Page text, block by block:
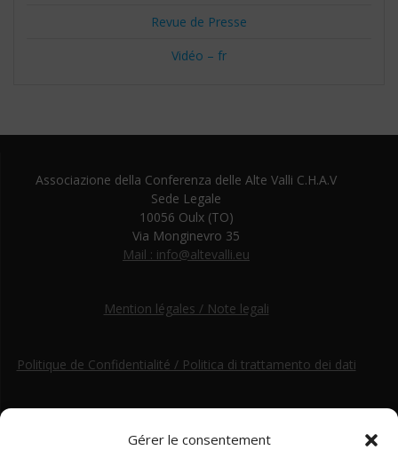
Gérer le consentement
Revue de Presse
Vidéo – fr
Associazione della Conferenza delle Alte Valli C.H.A.V
Sede Legale
10056 Oulx (TO)
Via Monginevro 35
Mail : info@altevalli.eu
Mention légales / Note legali
Politique de Confidentialité / Politica di trattamento dei dati